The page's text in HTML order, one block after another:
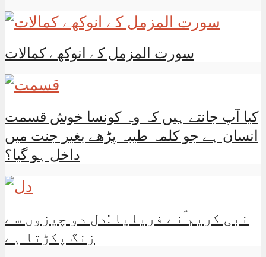
سورت المزمل کے انوکھے کمالات
کیا آپ جانتے ہیں کہ وہ کونسا خوش قسمت
انسان ہے جو کلمہ طیبہ پڑھے بغیر جنت میں
داخل ہو گیا؟
نبی کریم ؐنے فریایا :دل دو چیزوں سے
زنگ پکڑتا ہے